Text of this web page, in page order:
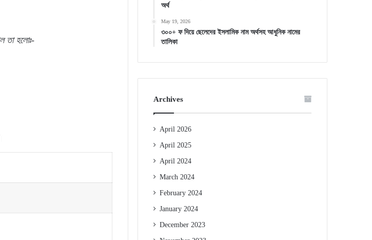
তা হলোঃ-
অর্থ
May 19, 2026
৩০০+ ফ দিয়ে ছেলেদের ইসলামিক নাম অর্থসহ আধুনিক নামের
তালিকা
Archives
April 2026
April 2025
April 2024
March 2024
February 2024
January 2024
December 2023